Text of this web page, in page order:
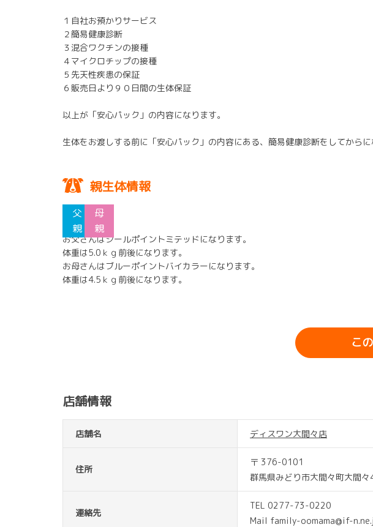
１自社お預かりサービス
２簡易健康診断
３混合ワクチンの接種
４マイクロチップの接種
５先天性疾患の保証
６販売日より９０日間の生体保証
以上が「安心パック」の内容になります。
生体をお渡しする前に「安心パック」の内容にある、簡易健康診断をしてから
親生体情報
お父さんはシールポイントミテッドになります。
体重は5.0ｋｇ前後になります。
お母さんはブルーポイントバイカラーになります。
体重は4.5ｋｇ前後になります。
こ
店舗情報
店舗名 ディスワン大間々店
住所
〒 376-0101
群馬県みどり市大間々町大間
連絡先
TEL 0277-73-0220
Mail family-oomama@if-